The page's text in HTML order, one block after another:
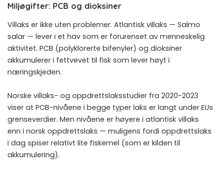
Miljøgifter: PCB og dioksiner
Villaks er ikke uten problemer. Atlantisk villaks — Salmo
salar — lever i et hav som er forurenset av menneskelig
aktivitet. PCB (polyklorerte bifenyler) og dioksiner
akkumulerer i fettvevet til fisk som lever høyt i
næringskjeden.
Norske villaks- og oppdrettslaksstudier fra 2020-2023
viser at PCB-nivåene i begge typer laks er langt under EUs
grenseverdier. Men nivåene er høyere i atlantisk villaks
enn i norsk oppdrettslaks — muligens fordi oppdrettslaks
i dag spiser relativt lite fiskemel (som er kilden til
akkumulering).